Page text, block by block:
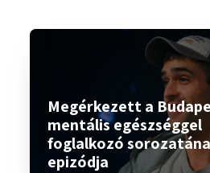
Megérkezett a
mentális egészséggel
foglalkozó
epizódja